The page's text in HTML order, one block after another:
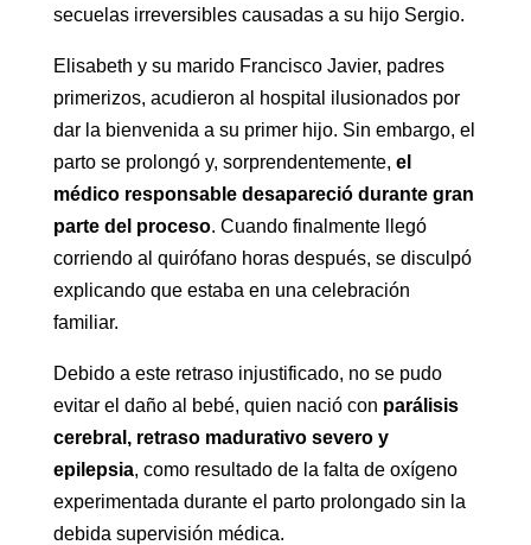
secuelas irreversibles causadas a su hijo Sergio.
Elisabeth y su marido Francisco Javier, padres
primerizos, acudieron al hospital ilusionados por
dar la bienvenida a su primer hijo. Sin embargo, el
parto se prolongó y, sorprendentemente, el
médico responsable desapareció durante gran
parte del proceso. Cuando finalmente llegó
corriendo al quirófano horas después, se disculpó
explicando que estaba en una celebración
familiar.
Debido a este retraso injustificado, no se pudo
evitar el daño al bebé, quien nació con parálisis
cerebral, retraso madurativo severo y
epilepsia, como resultado de la falta de oxígeno
experimentada durante el parto prolongado sin la
debida supervisión médica.